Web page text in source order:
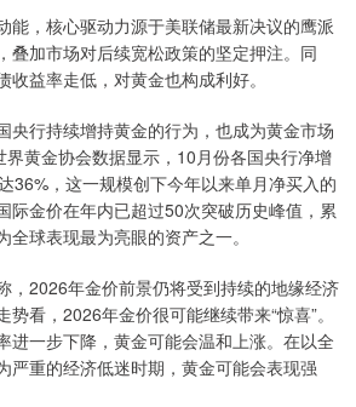
，核心驱动力源于美联储最新决议的鹰派
叠加市场对后续宽松政策的坚定押注。同
益率走低，对黄金也构成利好。
行持续增持黄金的行为，也成为黄金市场
界黄金协会数据显示，10月份各国央行净增
36%，这一规模创下今年以来单月净买入的
际金价在年内已超过50次突破历史峰值，累
球表现最为亮眼的资产之一。
2026年金价前景仍将受到持续的地缘经济
看，2026年金价很可能继续带来“惊喜”。
进一步下降，黄金可能会温和上涨。在以全
严重的经济低迷时期，黄金可能会表现强